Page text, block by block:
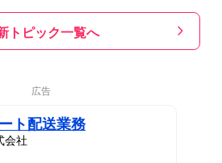
トピック一覧へ
広告
ト配送業務
会社